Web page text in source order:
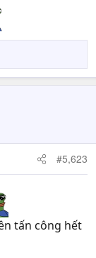
#5,623
tấn công hết